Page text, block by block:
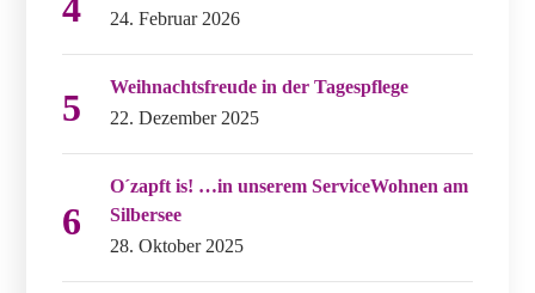
24. Februar 2026
Weihnachtsfreude in der Tagespflege
22. Dezember 2025
O´zapft is! …in unserem ServiceWohnen am
Silbersee
28. Oktober 2025